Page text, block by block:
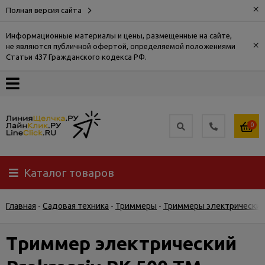
Полная версия сайта ×
Информационные материалы и цены, размещенные на сайте,
не являются публичной офертой, определяемой положениями
Статьи 437 Гражданского кодекса РФ.
×
О
Доставка
Самовывоз
Гарантия
0
Каталог товаров
Главная - Садовая техника - Триммеры - Триммеры электрические
Триммер электрический